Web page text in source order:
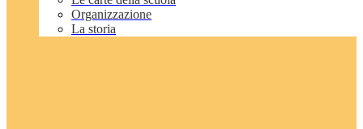
Organizzazione
La storia